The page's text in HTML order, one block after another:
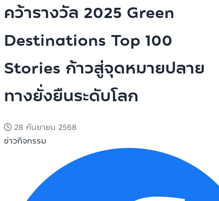
คว้ารางวัล 2025 Green
Destinations Top 100
Stories ก้าวสู่จุดหมายปลาย
ทางยั่งยืนระดับโลก
28 กันยายน 2568
ข่าวกิจกรรม